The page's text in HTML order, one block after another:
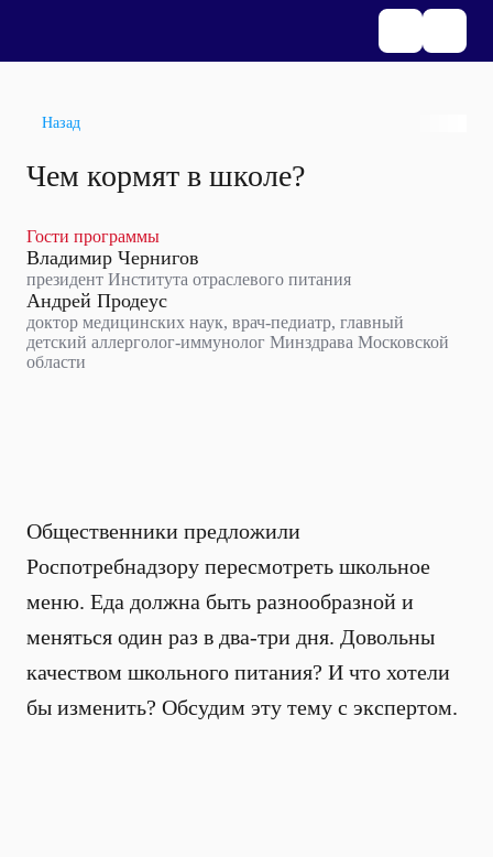
Назад
Чем кормят в школе?
Гости программы
Владимир Чернигов
президент Института отраслевого питания
Андрей Продеус
доктор медицинских наук, врач-педиатр, главный
детский аллерголог-иммунолог Минздрава Московской
области
Общественники предложили
Роспотребнадзору пересмотреть школьное
меню. Еда должна быть разнообразной и
меняться один раз в два-три дня. Довольны
качеством школьного питания? И что хотели
бы изменить? Обсудим эту тему с экспертом.